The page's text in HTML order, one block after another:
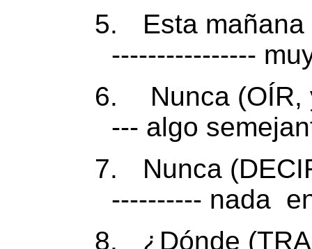
5.
Esta
----------------
6.
Nunca
--- algo
7.
Nunca
---------- nada
8.
¿Dónde